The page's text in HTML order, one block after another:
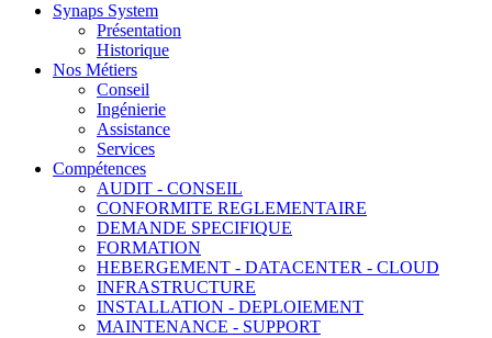
Synaps System
Présentation
Historique
Nos Métiers
Conseil
Ingénierie
Assistance
Services
Compétences
AUDIT - CONSEIL
CONFORMITE REGLEMENTAIRE
DEMANDE SPECIFIQUE
FORMATION
HEBERGEMENT - DATACENTER - CLOUD
INFRASTRUCTURE
INSTALLATION - DEPLOIEMENT
MAINTENANCE - SUPPORT